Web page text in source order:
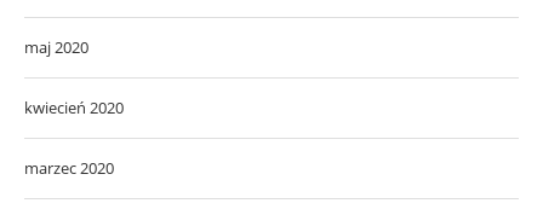
maj 2020
kwiecień 2020
marzec 2020